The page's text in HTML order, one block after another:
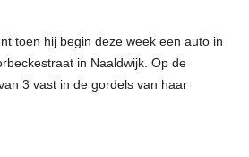
toen hij begin deze week een auto in
in Naaldwijk. Op de
3 vast in de gordels van haar